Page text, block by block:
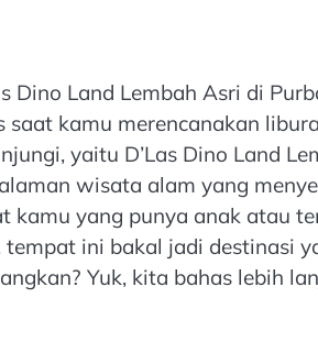
Dino Land Lembah Asri di
kamu merencanakan
yaitu D’Las Dino Land
wisata alam yang
kamu yang punya anak atau
ini bakal jadi destinasi
Yuk, kita bahas lebih